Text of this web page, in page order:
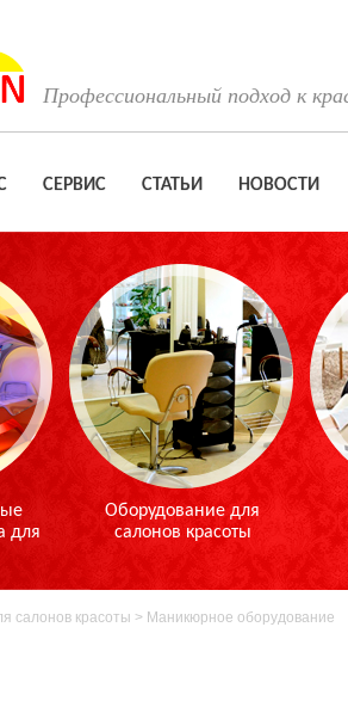
Профессиональный подход к
СЕРВИС СТАТЬИ НОВОСТИ
для
Оборудование для
салонов красоты
салонов красоты > Маникюрное оборудование